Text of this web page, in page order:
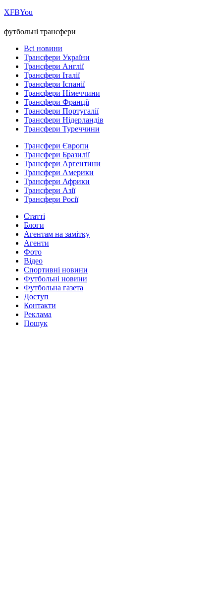
ХFBYou
футбольні трансфери
Всі новини
Трансфери України
Трансфери Англії
Трансфери Італії
Трансфери Іспанії
Трансфери Німеччини
Трансфери Франції
Трансфери Португалії
Трансфери Нідерландів
Трансфери Туреччини
Трансфери Європи
Трансфери Бразилії
Трансфери Аргентини
Трансфери Америки
Трансфери Африки
Трансфери Азії
Трансфери Росії
Статті
Блоги
Агентам на замітку
Агенти
Фото
Відео
Спортивні новини
Футбольні новини
Футбольна газета
Доступ
Контакти
Реклама
Пошук